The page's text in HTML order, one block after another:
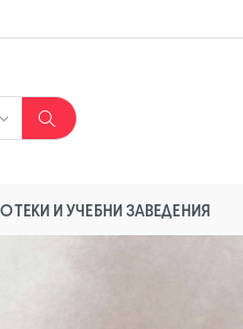
И УЧЕБНИ ЗАВЕДЕНИЯ